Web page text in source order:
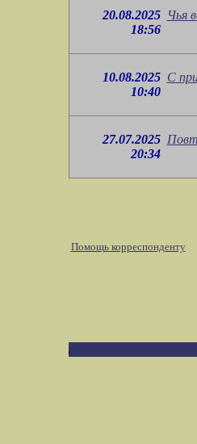
20.08.2025
18:56
Чья
10.08.2025
10:40
С
27.07.2025
20:34
Помощь корреспонденту